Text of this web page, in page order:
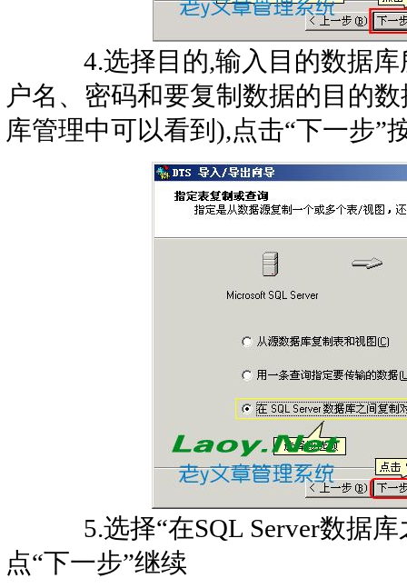
4.选择目的,输入目的数据库
户名、密码和要复制数据的目的
库管理中可以看到),点击“下一步”
5.选择“在SQL Server数据库
点“下一步”继续